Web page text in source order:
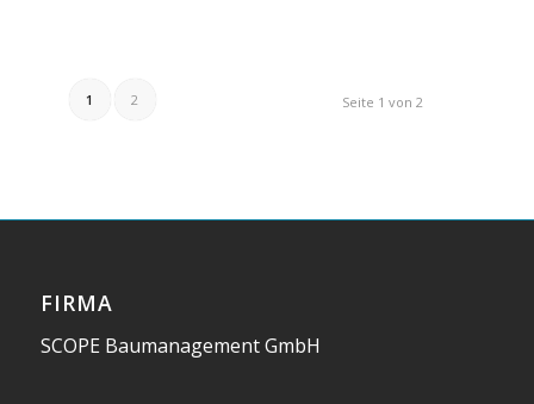
Seite 1 von 2
1 2
FIRMA
SCOPE Baumanagement GmbH